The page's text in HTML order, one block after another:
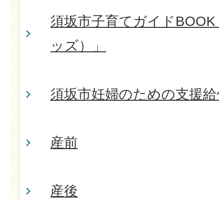
須坂市子育てガイド
ッズ）」
須坂市妊婦のための支援
産前
産後